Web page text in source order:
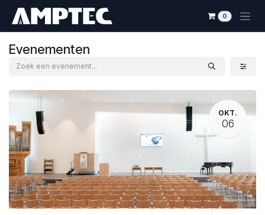
0
Evenementen
OKT.
06